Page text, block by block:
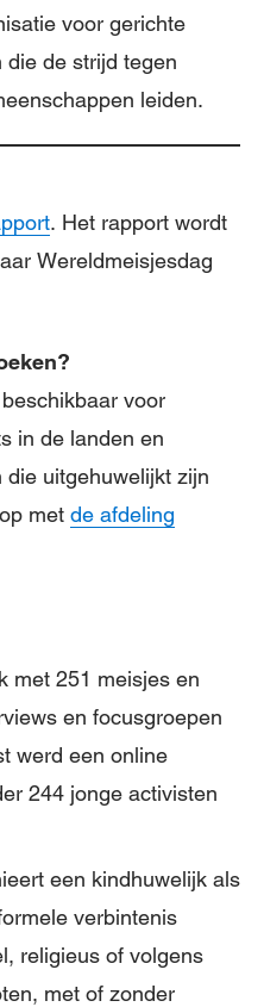
voor gerichte
de strijd tegen
leiden.
. Het rapport wordt
Wereldmeisjesdag
voor
in de landen en
uitgehuwelijkt zijn
met de afdeling
met 251 meisjes en
en focusgroepen
werd een online
244 jonge activisten
een kindhuwelijk als
verbintenis
religieus of volgens
met of zonder